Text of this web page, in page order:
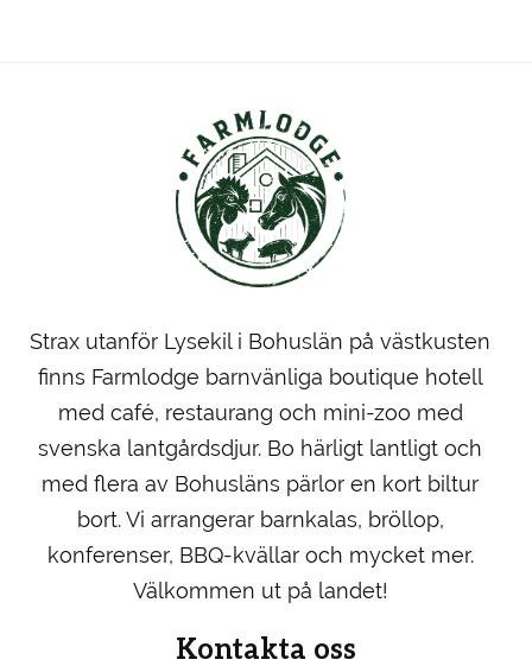
Strax utanför Lysekil i Bohuslän på västkusten
finns Farmlodge barnvänliga boutique hotell
med café, restaurang och mini-zoo med
svenska lantgårdsdjur. Bo härligt lantligt och
med flera av Bohusläns pärlor en kort biltur
bort. Vi arrangerar barnkalas, bröllop,
konferenser, BBQ-kvällar och mycket mer.
Välkommen ut på landet!
Kontakta oss